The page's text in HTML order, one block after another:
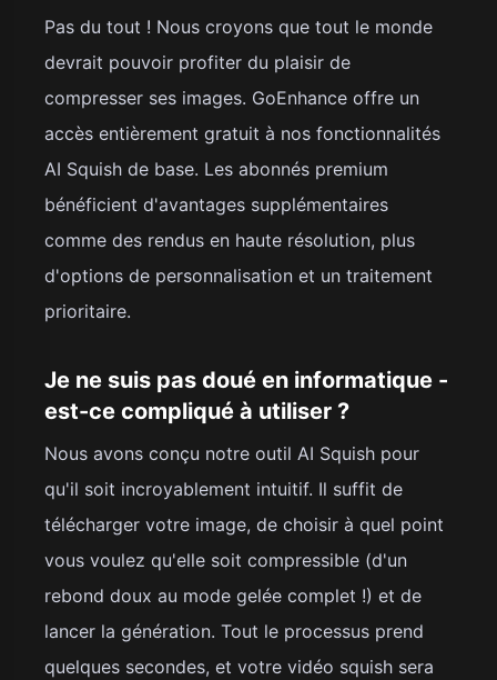
Pas du tout ! Nous croyons que tout le monde
devrait pouvoir profiter du plaisir de
compresser ses images. GoEnhance offre un
accès entièrement gratuit à nos fonctionnalités
AI Squish de base. Les abonnés premium
bénéficient d'avantages supplémentaires
comme des rendus en haute résolution, plus
d'options de personnalisation et un traitement
prioritaire.
Je ne suis pas doué en informatique -
est-ce compliqué à utiliser ?
Nous avons conçu notre outil AI Squish pour
qu'il soit incroyablement intuitif. Il suffit de
télécharger votre image, de choisir à quel point
vous voulez qu'elle soit compressible (d'un
rebond doux au mode gelée complet !) et de
lancer la génération. Tout le processus prend
quelques secondes, et votre vidéo squish sera